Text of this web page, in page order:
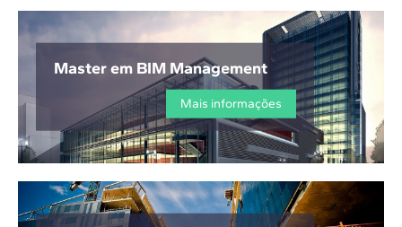
Master em BIM Management
Mais informações